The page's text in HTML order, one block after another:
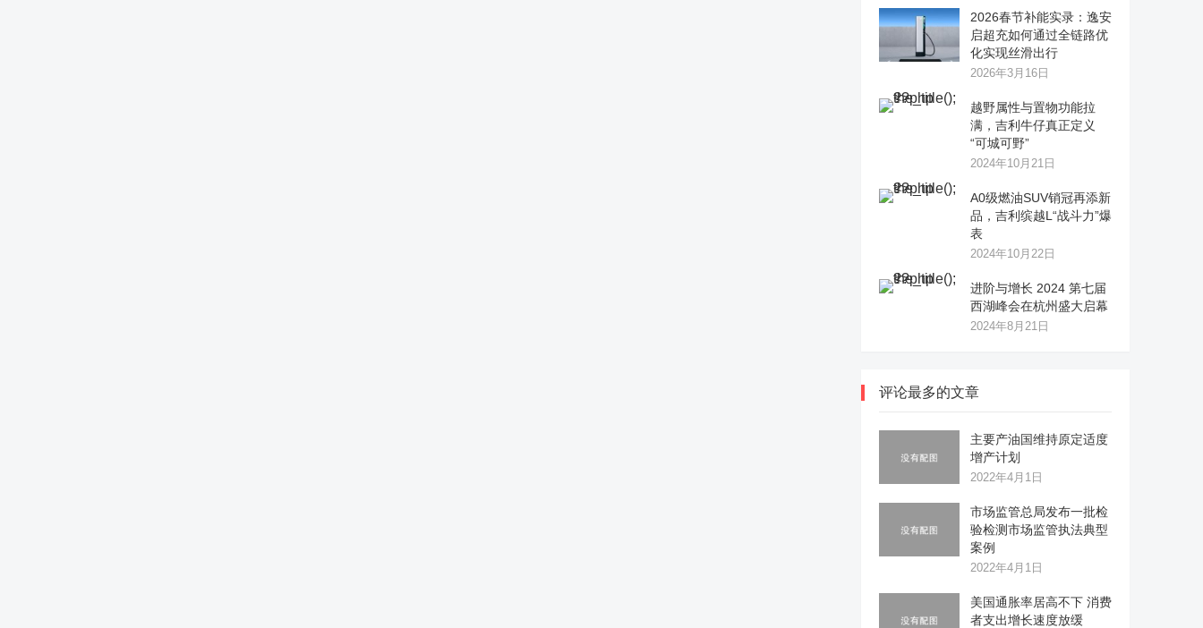
2026春节补能实录：逸安
启超充如何通过全链路优
化实现丝滑出行
2026年3月16日
越野属性与置物功能拉
满，吉利牛仔真正定义
“可城可野”
2024年10月21日
A0级燃油SUV销冠再添新
品，吉利缤越L“战斗力”爆
表
2024年10月22日
进阶与增长 2024 第七届
西湖峰会在杭州盛大启幕
2024年8月21日
评论最多的文章
主要产油国维持原定适度
增产计划
2022年4月1日
市场监管总局发布一批检
验检测市场监管执法典型
案例
2022年4月1日
美国通胀率居高不下 消费
者支出增长速度放缓